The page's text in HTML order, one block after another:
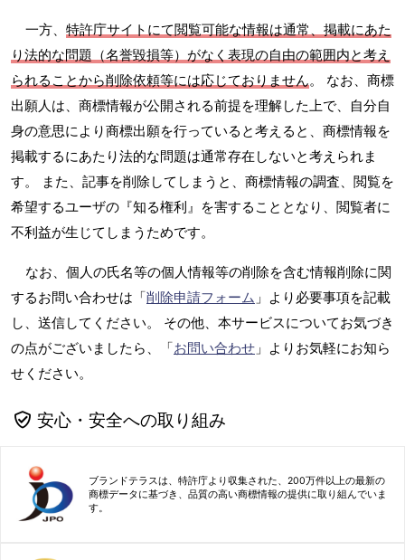
一方、 特許庁サイトにて閲覧可能な情報は通常、掲載にあた
り法的な問題（名誉毀損等）がなく表現の自由の範囲内と考え
られることから削除依頼等には応じておりません。 なお、商標
出願人は、商標情報が公開される前提を理解した上で、自分自
身の意思により商標出願を行っていると考えると、商標情報を
掲載するにあたり法的な問題は通常存在しないと考えられま
す。 また、記事を削除してしまうと、商標情報の調査、閲覧を
希望するユーザの『知る権利』を害することとなり、閲覧者に
不利益が生じてしまうためです。
なお、個人の氏名等の個人情報等の削除を含む情報削除に関
するお問い合わせは「削除申請フォーム 」より必要事項を記載
し、送信してください。 その他、本サービスについてお気づき
の点がございましたら、「お問い合わせ 」よりお気軽にお知ら
せください。
安心・安全への取り組み
ブランドテラスは、特許庁より収集された、200万件以上の最新の
商標データに基づき、品質の高い商標情報の提供に取り組んでいま
す。